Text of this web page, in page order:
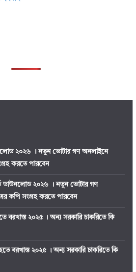
২০২৬ । নতুন ভোটার গণ অনলাইনে
করতে পারবেন
ডাউনলোড ২০২৬ । নতুন ভোটার গণ
কপি সংগ্রহ করতে পারবেন
বরখাস্ত ২০২৫ । অন্য সরকারি চাকরিতে কি
বরখাস্ত ২০২৫ । অন্য সরকারি চাকরিতে কি